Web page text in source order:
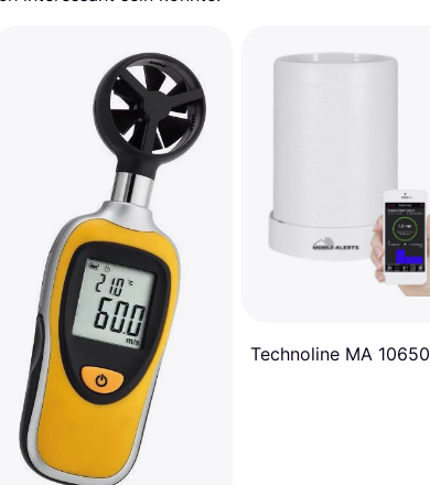
Technoline MA 10650